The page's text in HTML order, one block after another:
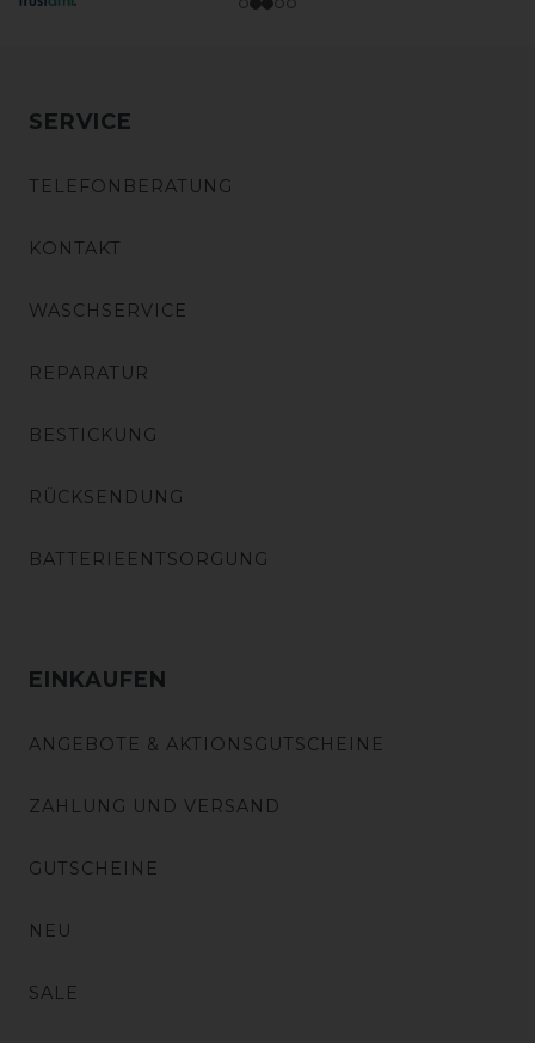
SERVICE
TELEFONBERATUNG
KONTAKT
WASCHSERVICE
REPARATUR
BESTICKUNG
RÜCKSENDUNG
BATTERIEENTSORGUNG
EINKAUFEN
ANGEBOTE & AKTIONSGUTSCHEINE
ZAHLUNG UND VERSAND
GUTSCHEINE
NEU
SALE